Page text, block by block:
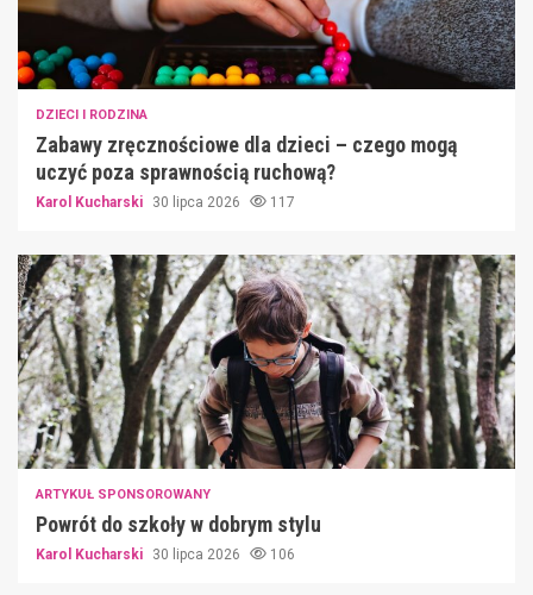
DZIECI I RODZINA
Zabawy zręcznościowe dla dzieci – czego mogą
uczyć poza sprawnością ruchową?
Karol Kucharski 30 lipca 2026 117
ARTYKUŁ SPONSOROWANY
Powrót do szkoły w dobrym stylu
Karol Kucharski 30 lipca 2026 106